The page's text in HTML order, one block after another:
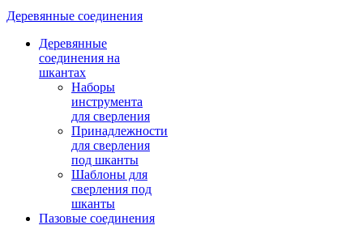
Деревянные соединения
Деревянные
соединения на
шкантах
Наборы
инструмента
для сверления
Принадлежности
для сверления
под шканты
Шаблоны для
сверления под
шканты
Пазовые соединения